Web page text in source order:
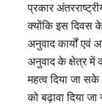
प्रकार
क्योंकि इस दिवस
अनुवाद कार्यों एवं
अनुवाद के क्षेत्र में
महत्व दिया जा
को बढ़ावा दिया